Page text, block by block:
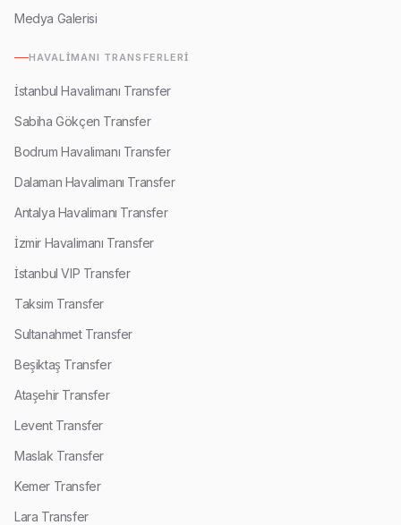
Medya Galerisi
HAVALIMANI TRANSFERLERI
İstanbul Havalimanı Transfer
Sabiha Gökçen Transfer
Bodrum Havalimanı Transfer
Dalaman Havalimanı Transfer
Antalya Havalimanı Transfer
İzmir Havalimanı Transfer
İstanbul VIP Transfer
Taksim Transfer
Sultanahmet Transfer
Beşiktaş Transfer
Ataşehir Transfer
Levent Transfer
Maslak Transfer
Kemer Transfer
Lara Transfer